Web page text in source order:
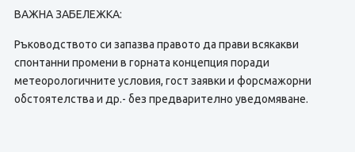
ВАЖНА ЗАБЕЛЕЖКА:
Ръководството си запазва правото да прави всякакви
спонтанни промени в горната концепция поради
метеорологичните условия, гост заявки и форсмажорни
обстоятелства и др.- без предварително уведомяване.